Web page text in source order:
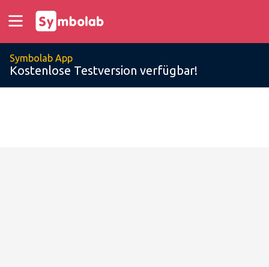
Symbolab App
Kostenlose Testversion verfügbar!